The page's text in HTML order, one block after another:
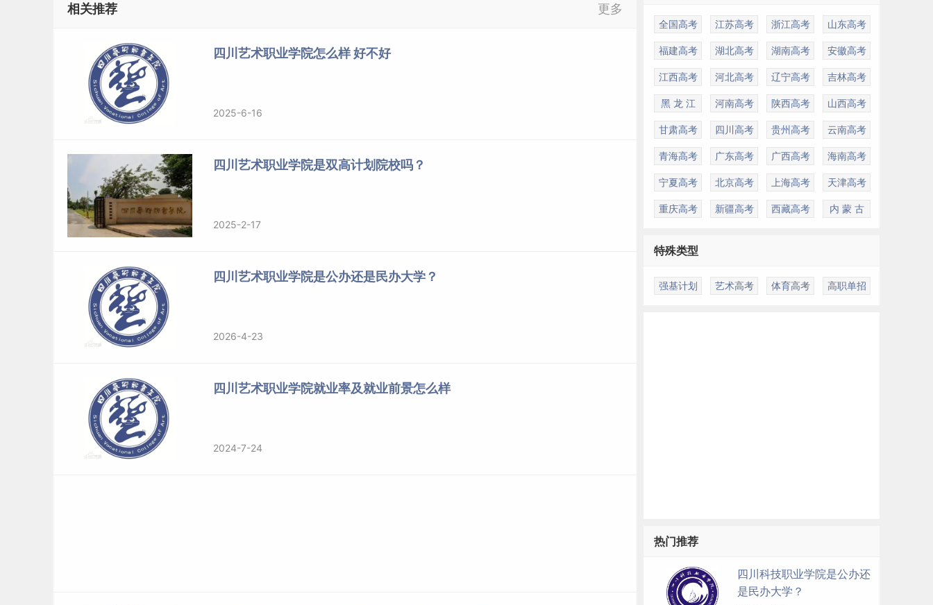
相关推荐 更多
四川艺术职业学院怎么样 好不好
2025-6-16
四川艺术职业学院是双高计划院校吗？
2025-2-17
四川艺术职业学院是公办还是民办大学？
2026-4-23
四川艺术职业学院就业率及就业前景怎么样
2024-7-24
全国高考 江苏高考 浙江高考 山东高考
福建高考 湖北高考 湖南高考 安徽高考
江西高考 河北高考 辽宁高考 吉林高考
黑 龙 江 河南高考 陕西高考 山西高考
甘肃高考 四川高考 贵州高考 云南高考
青海高考 广东高考 广西高考 海南高考
宁夏高考 北京高考 上海高考 天津高考
重庆高考 新疆高考 西藏高考 内 蒙 古
特殊类型
强基计划 艺术高考 体育高考 高职单招
热门推荐
四川科技职业学院是公办还
是民办大学？